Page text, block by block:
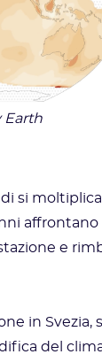
Earth
si
affrontano
e
in Svezia,
del clima